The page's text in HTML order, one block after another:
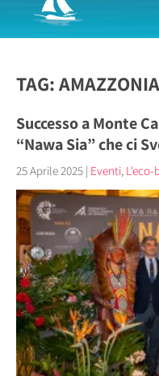
TAG: AMAZZONIA
Successo a Monte
“Nawa Sia” che ci
25 Aprile 2025 | Eventi, L'eco-